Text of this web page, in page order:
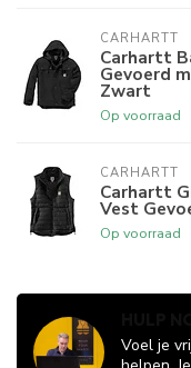
CARHARTT
Carhartt
Gevoerd
Zwart
Op voorraad
CARHARTT
Carhartt
Vest
Op voorraad
Voel je